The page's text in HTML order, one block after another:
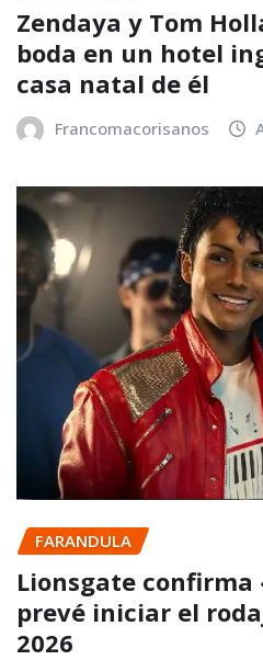
Zendaya y Tom
boda en un hotel
casa natal de él
Francomacorisanos
FARANDULA
Lionsgate confirma
prevé iniciar el
2026